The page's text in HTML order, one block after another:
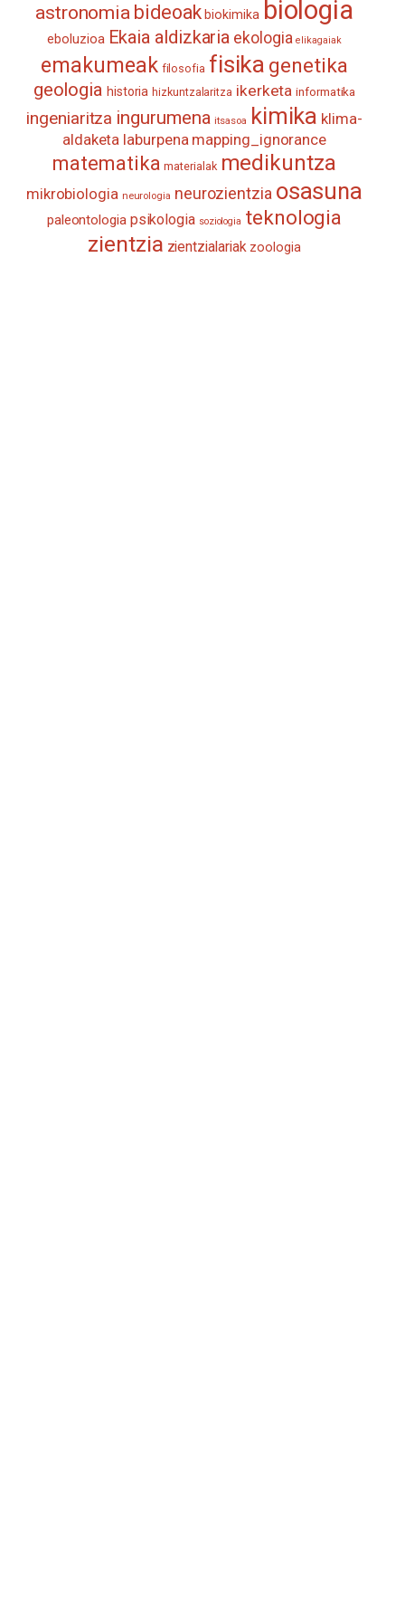
astronomia bideoak biokimika biologia
eboluzioa Ekaia aldizkaria ekologia elikagaiak
emakumeak filosofia fisika genetika
geologia historia hizkuntzalaritza ikerketa informatika
ingeniaritza ingurumena itsasoa kimika klima-
aldaketa laburpena mapping_ignorance
matematika materialak medikuntza
mikrobiologia neurologia neurozientzia osasuna
paleontologia psikologia soziologia teknologia
zientzia zientzialariak zoologia